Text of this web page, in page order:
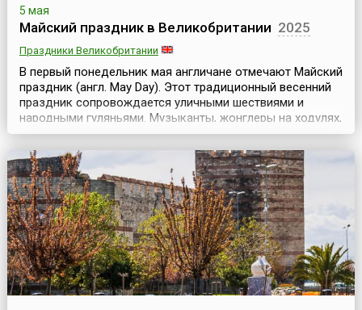
5 мая
Майский праздник в Великобритании 2025
Праздники Великобритании
В первый понедельник мая англичане отмечают Майский
праздник (англ. May Day). Этот традиционный весенний
праздник сопровождается уличными шествиями и
народными гуляньями. Музыканты, жонглеры на ходулях,
менестрели и харчевни создают здесь подлинную
атмосферу средневекового карнавала.В этот день
народ пляшет под майским деревом, украшенным
разноцветными ленточками, наряжается в Зеленого
Джека (...